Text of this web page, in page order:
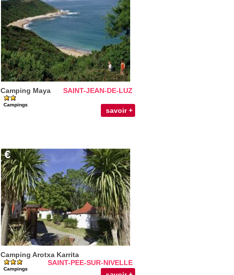
Camping Maya SAINT-JEAN-DE-LUZ
Campings
savoir +
€
Camping Arotxa Karrita
SAINT-PEE-SUR-NIVELLE
Campings